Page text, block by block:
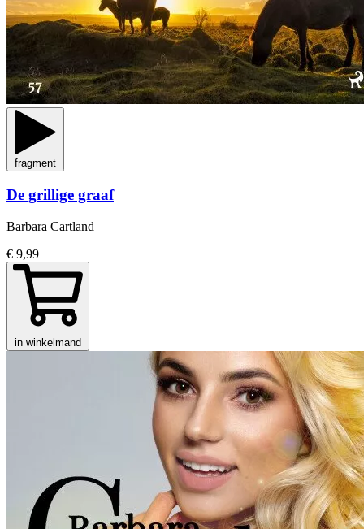
fragment
De grillige graaf
Barbara Cartland
€ 9,99
in winkelmand